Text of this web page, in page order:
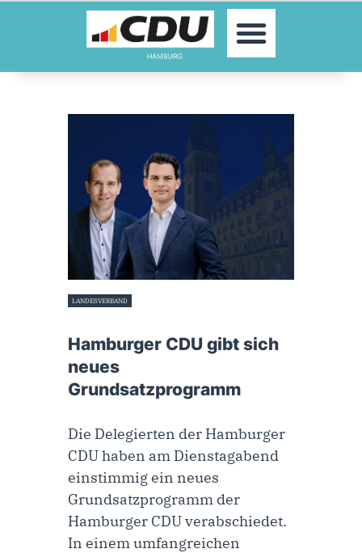
MOIN!
AKTUELLES
PARLAMENTE
SPENDEN
MITGLIED WERDEN!
LANDESVERBAND
Hamburger CDU gibt sich
neues
Grundsatzprogramm
Die Delegierten der Hamburger
CDU haben am Dienstagabend
einstimmig ein neues
Grundsatzprogramm der
Hamburger CDU verabschiedet.
In einem umfangreichen